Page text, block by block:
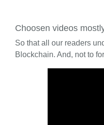
Choosen videos
So that all our readers
Blockchain. And, not to